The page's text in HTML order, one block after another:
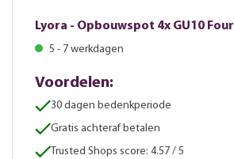
Lyora - Opbouwspot 4x GU10
5 - 7 werkdagen
Voordelen:
30 dagen bedenkperiode
Gratis achteraf betalen
Trusted Shops score: 4.57 / 5